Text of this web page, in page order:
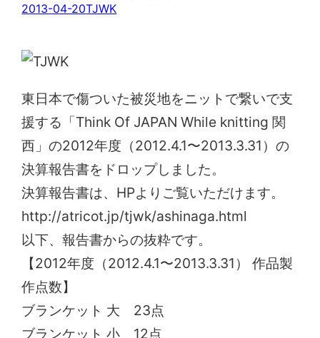
2013-04-20TJWK
東日本で傷ついた被災地をニットで繋いで支
援する「Think Of JAPAN While knitting 関
西」の2012年度（2012.4.1〜2013.3.31）の
決算報告書をドロップしました。
決算報告書は、HPよりご覧いただけます。
http://atricot.jp/tjwk/ashinaga.html
以下、報告書からの抜粋です。
【2012年度（2012.4.1〜2013.3.31） 作品製
作点数】
ブランケット 大 23点
ブランケット 小 12点